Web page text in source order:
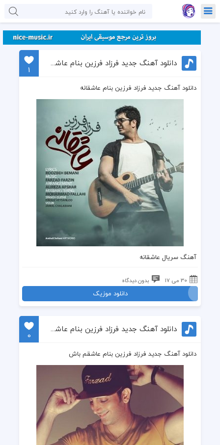
دانلود آهنگ جدید فرزاد فرزین بنام عاشقانه
1
دانلود آهنگ جدید فرزاد فرزین بنام عاشقانه
آهنگ سریال عاشقانه
30 می 17 بدون دیدگاه
دانلود موزیک
دانلود آهنگ جدید فرزاد فرزین بنام عاشقم باش
0
دانلود آهنگ جدید فرزاد فرزین بنام عاشقم باش